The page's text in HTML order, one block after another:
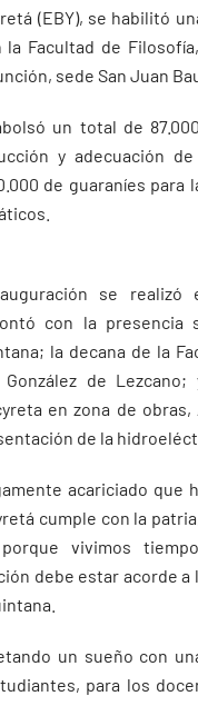
(EBY), se habilitó
Facultad de
sede San Juan
un total de
y adecuación
de guaraníes para
se
con la presencia
la decana de la
González de
en zona de obras,
de la
acariciado que
cumple con la
vivimos
debe estar acorde a
un sueño con
para los